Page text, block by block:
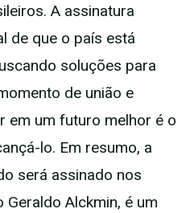
A assinatura
de que o país está
soluções para
de união e
em um futuro melhor é o
lo. Em resumo, a
será assinado nos
Alckmin, é um